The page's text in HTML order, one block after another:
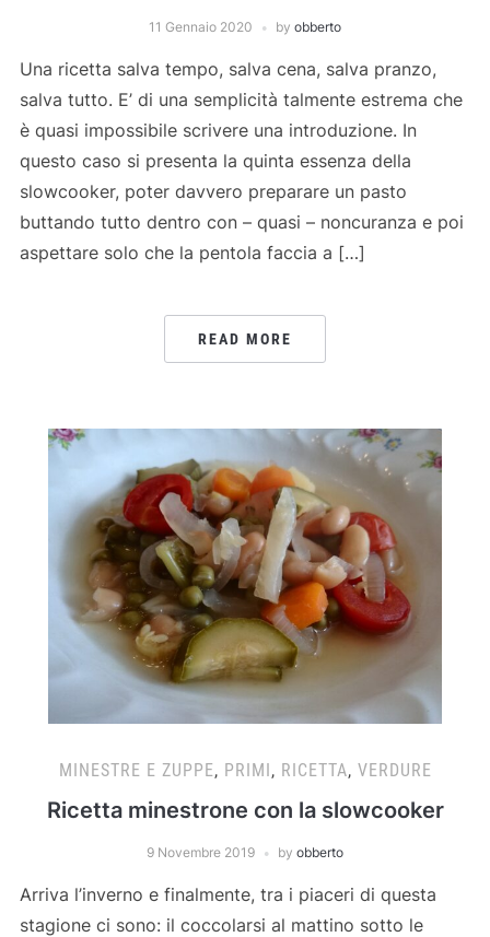
11 Gennaio 2020 by obberto
Una ricetta salva tempo, salva cena, salva pranzo,
salva tutto. E’ di una semplicità talmente estrema che
è quasi impossibile scrivere una introduzione. In
questo caso si presenta la quinta essenza della
slowcooker, poter davvero preparare un pasto
buttando tutto dentro con – quasi – noncuranza e poi
aspettare solo che la pentola faccia a […]
READ MORE
MINESTRE E ZUPPE, PRIMI , RICETTA, VERDURE
Ricetta minestrone con la slowcooker
9 Novembre 2019 by obberto
Arriva l’inverno e finalmente, tra i piaceri di questa
stagione ci sono: il coccolarsi al mattino sotto le